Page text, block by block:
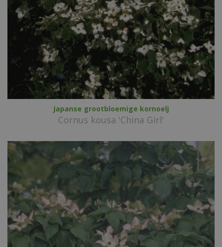
Japanse grootbloemige kornoelj
Cornus kousa 'China Girl'